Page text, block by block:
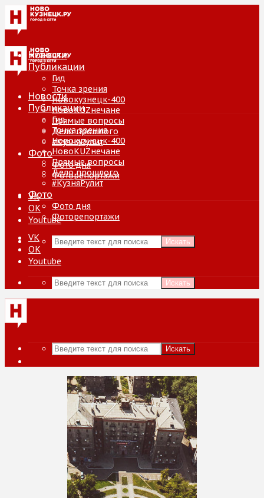
Новости
Публикации
Гид
Точка зрения
Новокузнецк-400
НовоKUZнечане
Прямые вопросы
Дело прошлого
#КузняРулит
Фото
Фото дня
Фоторепортажи
VK
ОК
Youtube
Искать
Новости
Публикации
Гид
Точка зрения
Новокузнецк-400
НовоKUZнечане
Прямые вопросы
Дело прошлого
#КузняРулит
Фото
Фото дня
Фоторепортажи
VK
ОК
Youtube
Искать
Искать